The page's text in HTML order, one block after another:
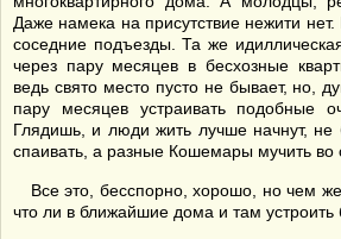
Даже намека на присутствие нежити
соседние подъезды. Та же
через пару месяцев в бесхозные
ведь свято место пусто не бывает, но,
пару месяцев устраивать подобные
Глядишь, и люди жить лучше начнут,
спаивать, а разные Кошемары мучить во
Все это, бесспорно, хорошо, но чем
что ли в ближайшие дома и там